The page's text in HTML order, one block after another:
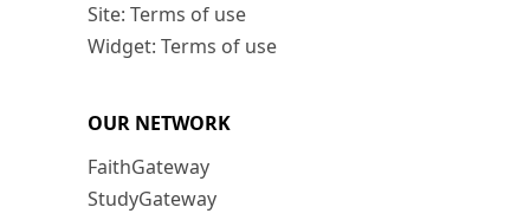
Site: Terms of use
Widget: Terms of use
OUR NETWORK
FaithGateway
StudyGateway